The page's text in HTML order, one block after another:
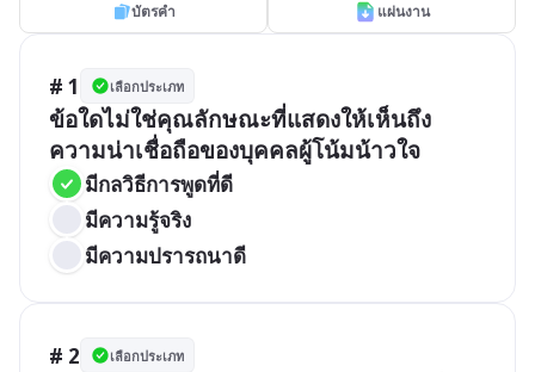
บัตรคำ แผ่นงาน
# 1 เลือกประเภท
ข้อใดไม่ใช่คุณลักษณะที่แสดงให้เห็นถึง
ความน่าเชื่อถือของบุคคลผู้โน้มน้าวใจ
มีกลวิธีการพูดที่ดี
มีความรู้จริง
มีความปรารถนาดี
# 2 เลือกประเภท